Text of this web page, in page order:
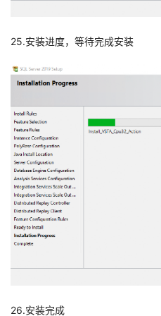
25.安装进度，等待完成安装
26.安装完成